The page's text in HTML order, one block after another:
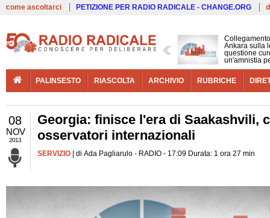
come ascoltarci PETIZIONE PER RADIO RADICALE - CHANGE.ORG
Ankara sulla
questione
un'amnistia
PALINSESTO RIASCOLTA ARCHIVIO RUBRICHE
08
NOV
2013
Georgia: finisce l'era di Saakashvili,
osservatori internazionali
SERVIZIO | di Ada Pagliarulo - RADIO - 17:09 Durata: 1 ora 27 min